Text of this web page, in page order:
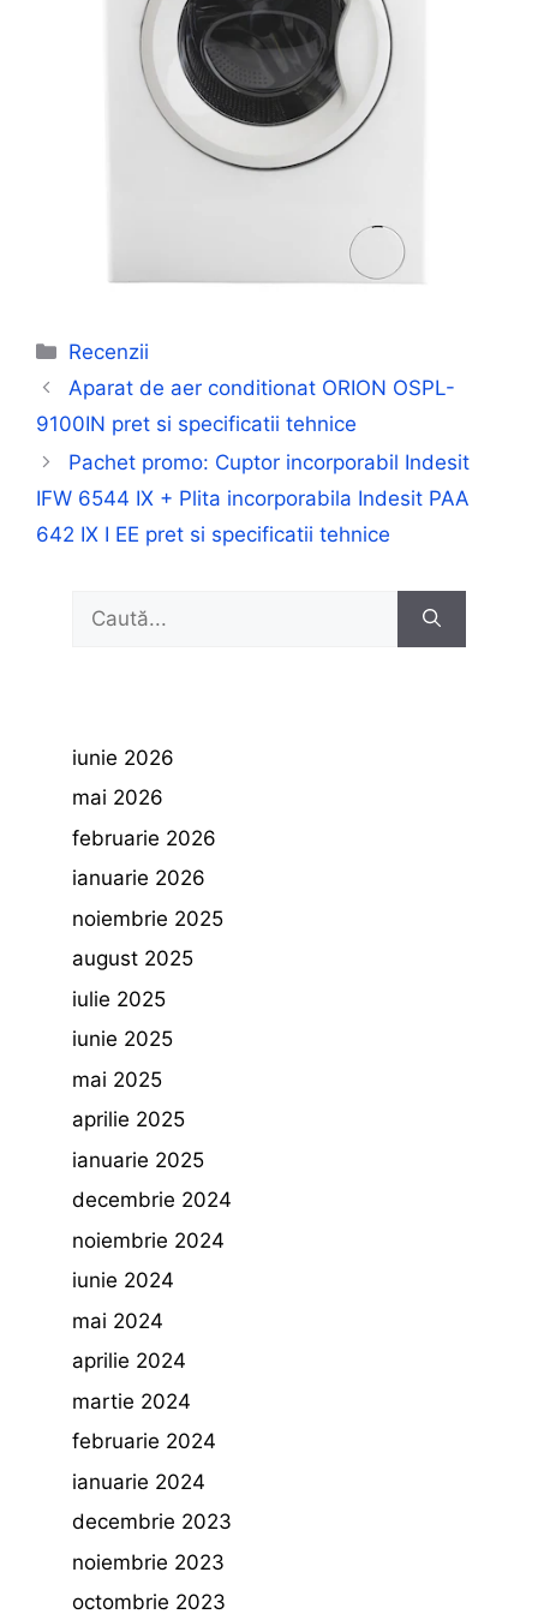
Categorii
Recenzii
Aparat de aer conditionat ORION OSPL-
9100IN pret si specificatii tehnice
Pachet promo: Cuptor incorporabil Indesit
IFW 6544 IX + Plita incorporabila Indesit PAA
642 IX I EE pret si specificatii tehnice
după:
iunie 2026
mai 2026
februarie 2026
ianuarie 2026
noiembrie 2025
august 2025
iulie 2025
iunie 2025
mai 2025
aprilie 2025
ianuarie 2025
decembrie 2024
noiembrie 2024
iunie 2024
mai 2024
aprilie 2024
martie 2024
februarie 2024
ianuarie 2024
decembrie 2023
noiembrie 2023
octombrie 2023